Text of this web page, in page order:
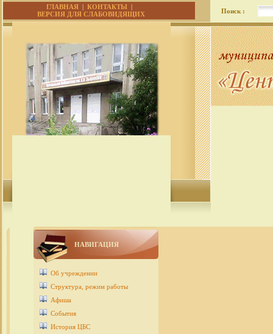
ГЛАВНАЯ |КОНТАКТЫ |
ВЕРСИЯ ДЛЯ СЛАБОВИДЯЩИХ
Поиск :
НАВИГАЦИЯ
Об учреждении
Структура, режим работы
Афиша
События
История ЦБС